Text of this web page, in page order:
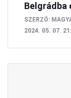
Belgrádba
SZERZŐ:
2024. 05. 07.